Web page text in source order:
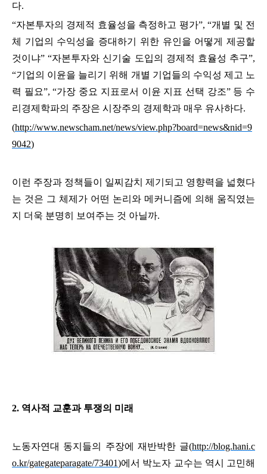
다.
“자본투자의 경제적 효율성을 측정하고 평가”, “개별 및 전
체 기업의 수익성을 증대하기 위한 유인을 어떻게 제공할
것이냐” “자본투자와 신기술 도입의 경제적 효율성 추구”,
“기업의 이윤을 늘리기 위해 개별 기업들의 수익성 제고 노
력 필요”, “가장 중요 지표로서 이윤 지표 선택 강조” 등 수
리경제학파의 주장은 시장주의 경제학과 매우 유사하다.
(http://www.newscham.net/news/view.php?board=news&nid=9
9042)
이런 주장과 정책들이 일찌감치 제기되고 영향력을 넓혔다
는 것은 그 체제가 어떤 논리와 메커니즘에 의해 움직였는
지 더욱 분명히 보여주는 것 아닐까.
2. 역사적 교훈과 투쟁의 미래
노동자연대 동지들의 주장에 재반박한 글(http://blog.hani.c
o.kr/gategateparagate/73401)에서 박노자 교수는 역시 고민해